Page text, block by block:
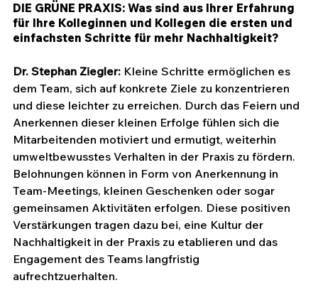
DIE GRÜNE PRAXIS: Was sind aus Ihrer Erfahrung
für Ihre Kolleginnen und Kollegen die ersten und
einfachsten Schritte für mehr Nachhaltigkeit?
Dr. Stephan Ziegler: Kleine Schritte ermöglichen es
dem Team, sich auf konkrete Ziele zu konzentrieren
und diese leichter zu erreichen. Durch das Feiern und
Anerkennen dieser kleinen Erfolge fühlen sich die
Mitarbeitenden motiviert und ermutigt, weiterhin
umweltbewusstes Verhalten in der Praxis zu fördern.
Belohnungen können in Form von Anerkennung in
Team-Meetings, kleinen Geschenken oder sogar
gemeinsamen Aktivitäten erfolgen. Diese positiven
Verstärkungen tragen dazu bei, eine Kultur der
Nachhaltigkeit in der Praxis zu etablieren und das
Engagement des Teams langfristig
aufrechtzuerhalten.